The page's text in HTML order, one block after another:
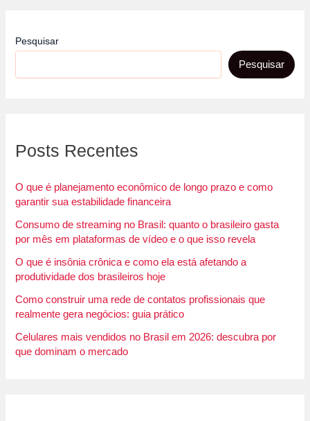
Pesquisar
Pesquisar
Posts Recentes
O que é planejamento econômico de longo prazo e como
garantir sua estabilidade financeira
Consumo de streaming no Brasil: quanto o brasileiro gasta
por mês em plataformas de vídeo e o que isso revela
O que é insônia crônica e como ela está afetando a
produtividade dos brasileiros hoje
Como construir uma rede de contatos profissionais que
realmente gera negócios: guia prático
Celulares mais vendidos no Brasil em 2026: descubra por
que dominam o mercado